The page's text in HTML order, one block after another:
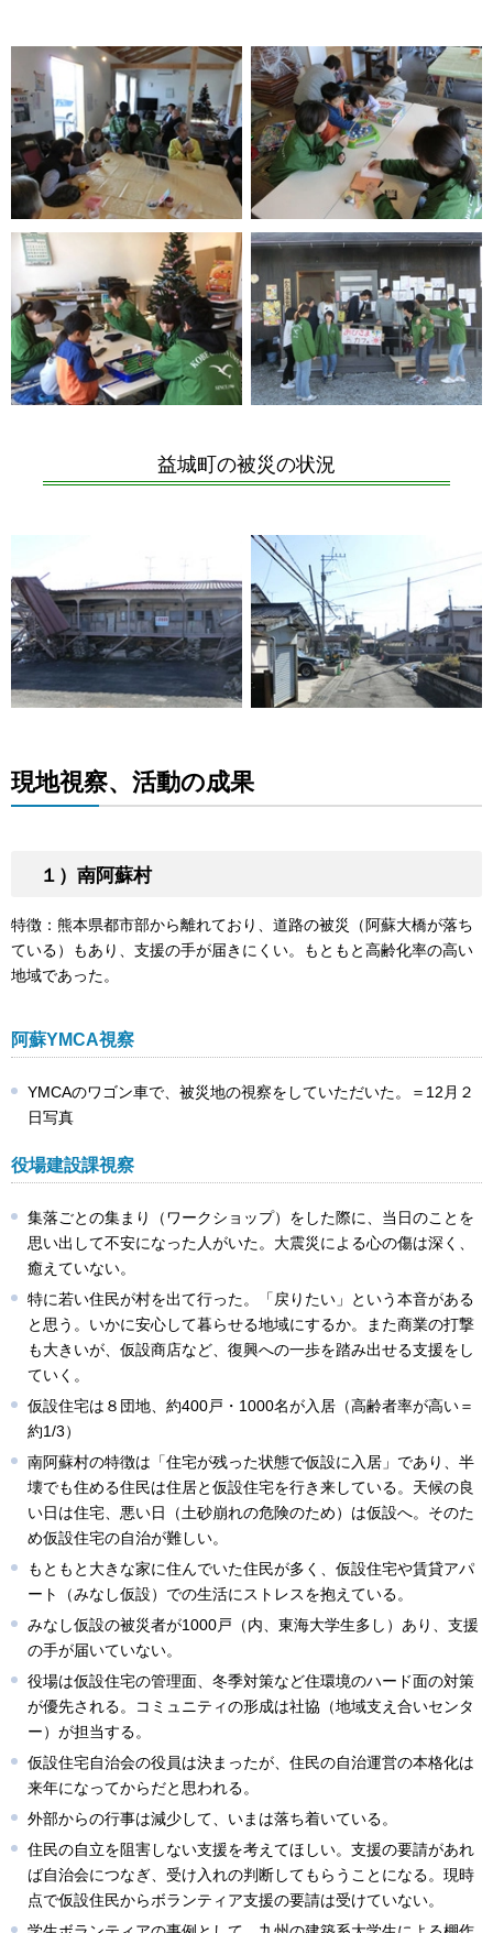
益城町の被災の状況
現地視察、活動の成果
１）南阿蘇村
特徴：熊本県都市部から離れており、道路の被災（阿蘇大橋が落ち
ている）もあり、支援の手が届きにくい。もともと高齢化率の高い
地域であった。
阿蘇YMCA視察
YMCAのワゴン車で、被災地の視察をしていただいた。＝12月２
日写真
役場建設課視察
集落ごとの集まり（ワークショップ）をした際に、当日のことを
思い出して不安になった人がいた。大震災による心の傷は深く、
癒えていない。
特に若い住民が村を出て行った。「戻りたい」という本音がある
と思う。いかに安心して暮らせる地域にするか。また商業の打撃
も大きいが、仮設商店など、復興への一歩を踏み出せる支援をし
ていく。
仮設住宅は８団地、約400戸・1000名が入居（高齢者率が高い＝
約1/3）
南阿蘇村の特徴は「住宅が残った状態で仮設に入居」であり、半
壊でも住める住民は住居と仮設住宅を行き来している。天候の良
い日は住宅、悪い日（土砂崩れの危険のため）は仮設へ。そのた
め仮設住宅の自治が難しい。
もともと大きな家に住んでいた住民が多く、仮設住宅や賃貸アパ
ート（みなし仮設）での生活にストレスを抱えている。
みなし仮設の被災者が1000戸（内、東海大学生多し）あり、支援
の手が届いていない。
役場は仮設住宅の管理面、冬季対策など住環境のハード面の対策
が優先される。コミュニティの形成は社協（地域支え合いセンタ
ー）が担当する。
仮設住宅自治会の役員は決まったが、住民の自治運営の本格化は
来年になってからだと思われる。
外部からの行事は減少して、いまは落ち着いている。
住民の自立を阻害しない支援を考えてほしい。支援の要請があれ
ば自治会につなぎ、受け入れの判断してもらうことになる。現時
点で仮設住民からボランティア支援の要請は受けていない。